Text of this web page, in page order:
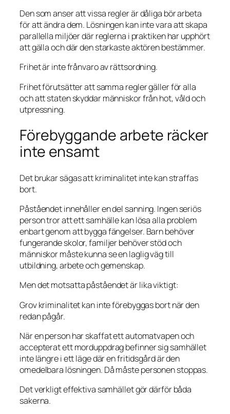
Den som anser att vissa regler är dåliga bör arbeta
för att ändra dem. Lösningen kan inte vara att skapa
parallella miljöer där reglerna i praktiken har upphört
att gälla och där den starkaste aktören bestämmer.
Frihet är inte frånvaro av rättsordning.
Frihet förutsätter att samma regler gäller för alla
och att staten skyddar människor från hot, våld och
utpressning.
Förebyggande arbete räcker
inte ensamt
Det brukar sägas att kriminalitet inte kan straffas
bort.
Påståendet innehåller en del sanning. Ingen seriös
person tror att ett samhälle kan lösa alla problem
enbart genom att bygga fängelser. Barn behöver
fungerande skolor, familjer behöver stöd och
människor måste kunna se en laglig väg till
utbildning, arbete och gemenskap.
Men det motsatta påståendet är lika viktigt:
Grov kriminalitet kan inte förebyggas bort när den
redan pågår.
När en person har skaffat ett automatvapen och
accepterat ett morduppdrag befinner sig samhället
inte längre i ett läge där en fritidsgård är den
omedelbara lösningen. Då måste personen stoppas.
Det verkligt effektiva samhället gör därför båda
sakerna.